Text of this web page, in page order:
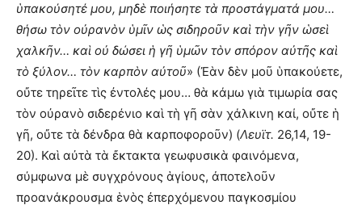
ὑπακούσητέ μου, μηδὲ ποιήσητε τὰ προστάγματά μου…
θήσω τὸν οὐρανὸν ὑμῖν ὡς σιδηροῦν καὶ τὴν γῆν ὡσεὶ
χαλκῆν… καὶ οὐ δώσει ἡ γῆ ὑμῶν τὸν σπόρον αὐτῆς καὶ
τὸ ξύλον… τὸν καρπὸν αὐτοῦ» (Ἐὰν δὲν μοῦ ὑπακούετε,
οὔτε τηρεῖτε τὶς ἐντολές μου… θὰ κάμω γιὰ τιμωρία σας
τὸν οὐρανὸ σιδερένιο καὶ τὴ γῆ σὰν χάλκινη καί, οὔτε ἡ
γῆ, οὔτε τὰ δένδρα θὰ καρποφοροῦν) (Λευϊτ. 26,14, 19-
20). Καὶ αὐτὰ τὰ ἔκτακτα γεωφυσικὰ φαινόμενα,
σύμφωνα μὲ συγχρόνους ἁγίους, ἀποτελοῦν
προανάκρουσμα ἑνὸς ἐπερχόμενου παγκοσμίου